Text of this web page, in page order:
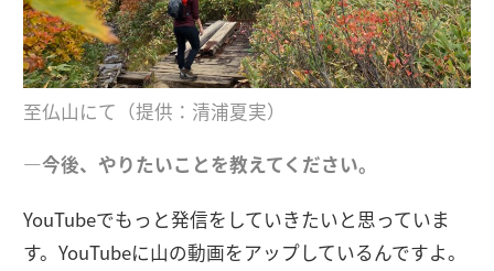
至仏山にて（提供：清浦夏実）
―今後、やりたいことを教えてください。
YouTubeでもっと発信をしていきたいと思っていま
す。YouTubeに山の動画をアップしているんですよ。